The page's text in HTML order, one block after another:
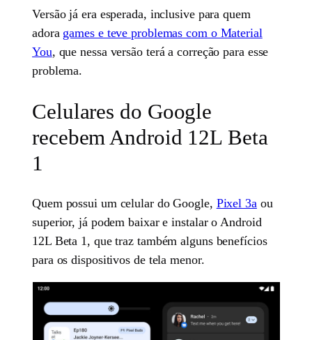
Versão já era esperada, inclusive para quem
adora games e teve problemas com o Material
You, que nessa versão terá a correção para esse
problema.
Celulares do Google
recebem Android 12L Beta
1
Quem possui um celular do Google, Pixel 3a ou
superior, já podem baixar e instalar o Android
12L Beta 1, que traz também alguns benefícios
para os dispositivos de tela menor.